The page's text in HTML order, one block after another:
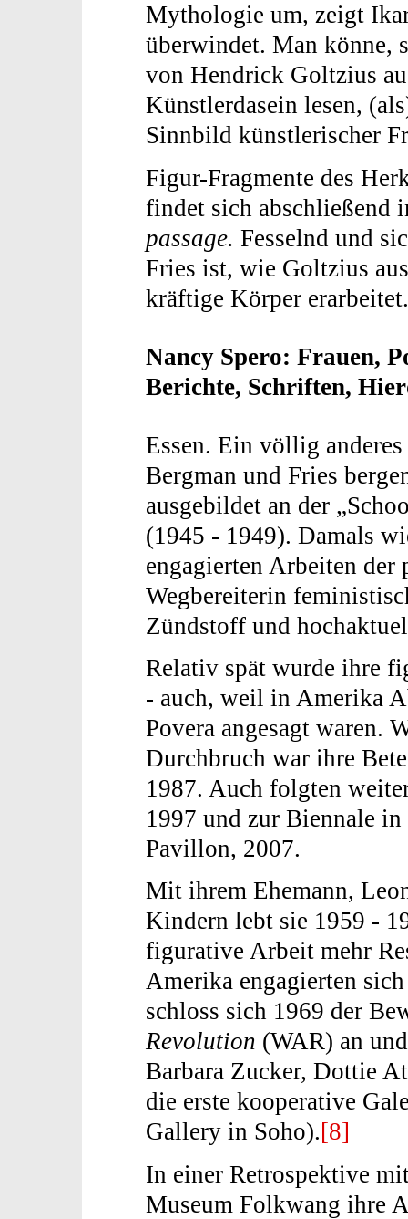
Mythologie um, zeigt
überwindet. Man könne,
von Hendrick Goltzius
Künstlerdasein lesen,
Sinnbild künstlerischer
Figur-Fragmente des
findet sich abschließend
passage. Fesselnd und
Fries ist, wie Goltzius
kräftige Körper erarbeitet.
Nancy Spero: Frauen,
Berichte, Schriften,
Essen. Ein völlig
Bergman und Fries
ausgebildet an der
(1945 - 1949). Damals
engagierten Arbeiten
Wegbereiterin
Zündstoff und
Relativ spät wurde ihre
- auch, weil in Amerika
Povera angesagt waren.
Durchbruch war ihre
1987. Auch folgten
1997 und zur Biennale
Pavillon, 2007.
Mit ihrem Ehemann,
Kindern lebt sie 1959 -
figurative Arbeit mehr
Amerika engagierten
schloss sich 1969 der
Revolution (WAR) an
Barbara Zucker, Dottie
die erste kooperative
Gallery in Soho).[8]
In einer Retrospektive
Museum Folkwang ihre